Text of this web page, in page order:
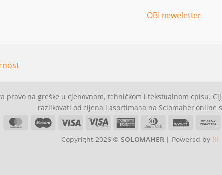
OBI neweletter
pravo na greške u cjenovnom, tehničkom i tekstualnom opisu.
razlikovati od cijena i asortimana na Solomaher online
MasterCardMaestro Visa
Visa
American Dinners
Invoice
Copyright 2026 © SOLOMAHER| Powered by lll